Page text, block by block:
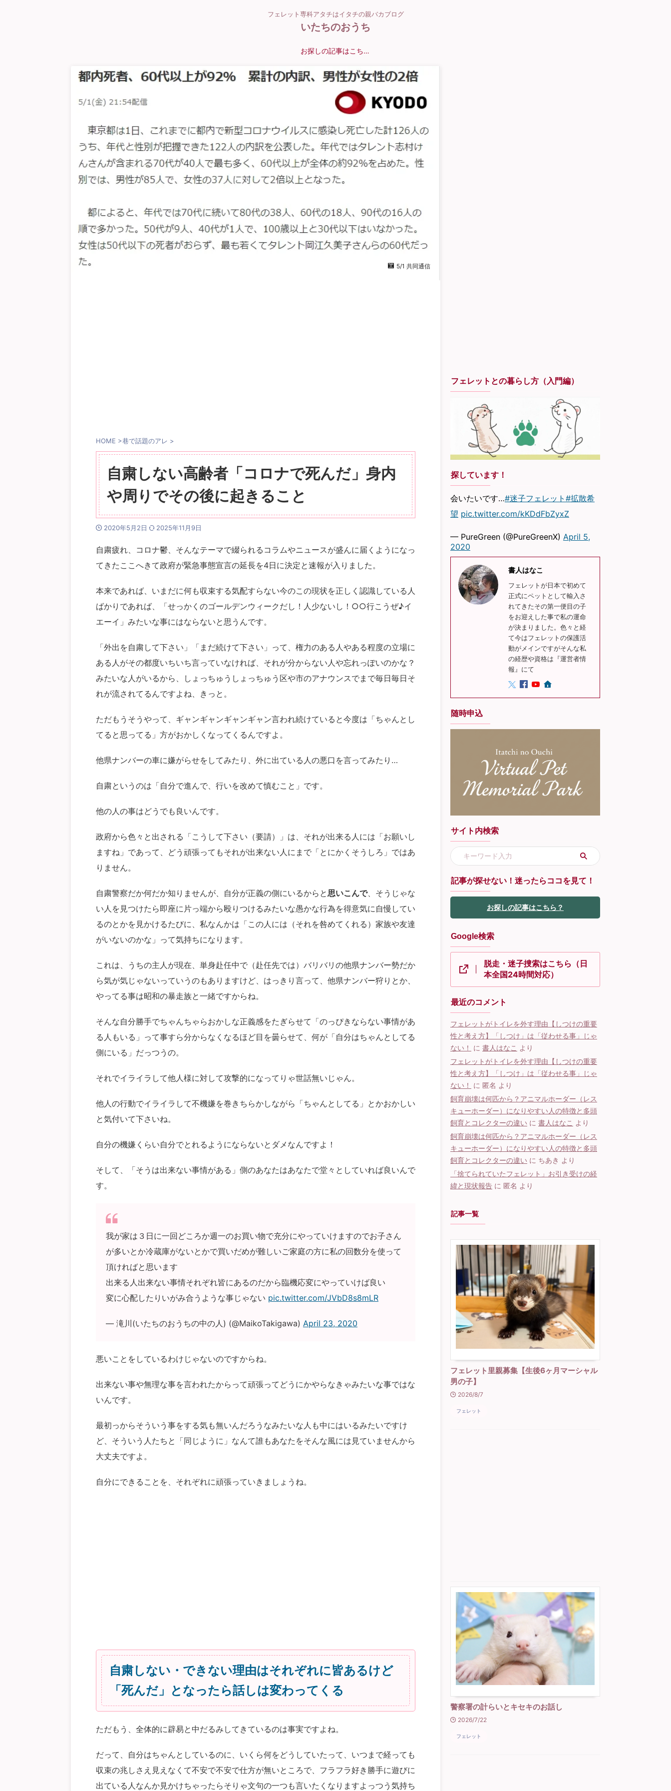
フェレット専科アタチはイタチの親バカブログ
いたちのおうち
お探しの記事はこちら？
5/1 共同通信
HOME >巷で話題のアレ >
自粛しない高齢者「コロナで死んだ」身内
や周りでその後に起きること
2020年5月2日 2025年11月9日
自粛疲れ、コロナ鬱、そんなテーマで綴られるコラムやニュースが盛んに届くようになっ
てきたここへきて政府が緊急事態宣言の延長を4日に決定と速報が入りました。
本来であれば、いまだに何も収束する気配すらない今のこの現状を正しく認識している人
ばかりであれば、「せっかくのゴールデンウィークだし！人少ないし！○○行こうぜ♪イ
エーイ」みたいな事にはならないと思うんです。
「外出を自粛して下さい」「まだ続けて下さい」って、権力のある人やある程度の立場に
ある人がその都度いちいち言っていなければ、それが分からない人や忘れっぽいのかな？
みたいな人がいるから、しょっちゅうしょっちゅう区や市のアナウンスでまで毎日毎日そ
れが流されてるんですよね、きっと。
ただもうそうやって、ギャンギャンギャンギャン言われ続けていると今度は「ちゃんとし
てると思ってる」方がおかしくなってくるんですよ。
他県ナンバーの車に嫌がらせをしてみたり、外に出ている人の悪口を言ってみたり…
自粛というのは「自分で進んで、行いを改めて慎むこと」です。
他の人の事はどうでも良いんです。
政府から色々と出される「こうして下さい（要請）」は、それが出来る人には「お願いし
ますね」であって、どう頑張ってもそれが出来ない人にまで「とにかくそうしろ」ではあ
りません。
自粛警察だか何だか知りませんが、自分が正義の側にいるからと思いこんで、そうじゃな
い人を見つけたら即座に片っ端から殴りつけるみたいな愚かな行為を得意気に自慢してい
るのとかを見かけるたびに、私なんかは「この人には（それを咎めてくれる）家族や友達
がいないのかな」って気持ちになります。
これは、うちの主人が現在、単身赴任中で（赴任先では）バリバリの他県ナンバー勢だか
ら気が気じゃないっていうのもありますけど、はっきり言って、他県ナンバー狩りとか、
やってる事は昭和の暴走族と一緒ですからね。
そんな自分勝手でちゃんちゃらおかしな正義感をたぎらせて「のっぴきならない事情があ
る人もいる」って事すら分からなくなるほど目を曇らせて、何が「自分はちゃんとしてる
側にいる」だっつうの。
それでイライラして他人様に対して攻撃的になってりゃ世話無いじゃん。
他人の行動でイライラして不機嫌を巻きちらかしながら「ちゃんとしてる」とかおかしい
と気付いて下さいね。
自分の機嫌くらい自分でとれるようにならないとダメなんですよ！
そして、「そうは出来ない事情がある」側のあなたはあなたで堂々としていれば良いんで
す。
我が家は３日に一回どころか週一のお買い物で充分にやっていけますのでお子さん
が多いとか冷蔵庫がないとかで買いだめが難しいご家庭の方に私の回数分を使って
頂ければと思います
出来る人出来ない事情それぞれ皆にあるのだから臨機応変にやっていけば良い
変に心配したりいがみ合うような事じゃない pic.twitter.com/JVbD8s8mLR
— 滝川(いたちのおうちの中の人) (@MaikoTakigawa) April 23, 2020
悪いことをしているわけじゃないのですからね。
出来ない事や無理な事を言われたからって頑張ってどうにかやらなきゃみたいな事ではな
いんです。
最初っからそういう事をする気も無いんだろうなみたいな人も中にはいるみたいですけ
ど、そういう人たちと「同じように」なんて誰もあなたをそんな風には見ていませんから
大丈夫ですよ。
自分にできることを、それぞれに頑張っていきましょうね。
自粛しない・できない理由はそれぞれに皆あるけど
「死んだ」となったら話しは変わってくる
ただもう、全体的に辟易と中だるみしてきているのは事実ですよね。
だって、自分はちゃんとしているのに、いくら何をどうしていたって、いつまで経っても
収束の兆しさえ見えなくて不安で不安で仕方が無いところで、フラフラ好き勝手に遊びに
出ている人なんか見かけちゃったらそりゃ文句の一つも言いたくなりますよっつう気持ち
フェレットとの暮らし方（入門編）
探しています！
会いたいです…#迷子フェレット #拡散希
望 pic.twitter.com/kKDdFbZyxZ
— PureGreen (@PureGreenX) April 5,
2020
書人はなこ
フェレットが日本で初めて
正式にペットとして輸入さ
れてきたその第一便目の子
をお迎えした事で私の運命
が決まりました。色々と経
て今はフェレットの保護活
動がメインですがそんな私
の経歴や資格は『運営者情
報』にて
随時申込
サイト内検索
記事が探せない！迷ったらココを見て！
お探しの記事はこちら？
Google検索
脱走・迷子捜索はこちら（日
本全国24時間対応）
最近のコメント
フェレットがトイレを外す理由【しつけの重要
性と考え方】「しつけ」は「従わせる事」じゃ
ない！
に 書人はなこ より
フェレットがトイレを外す理由【しつけの重要
性と考え方】「しつけ」は「従わせる事」じゃ
ない！
に 匿名 より
飼育崩壊は何匹から？アニマルホーダー（レス
キューホーダー）になりやすい人の特徴と多頭
飼育とコレクターの違い に 書人はなこ より
飼育崩壊は何匹から？アニマルホーダー（レス
キューホーダー）になりやすい人の特徴と多頭
飼育とコレクターの違い に ちあき より
「捨てられていたフェレット」お引き受けの経
緯と現状報告 に 匿名 より
記事一覧
フェレット里親募集【生後6ヶ月マーシャル
男の子】
2026/8/7
フェレット
警察署の計らいとキセキのお話し
2026/7/22
フェレット